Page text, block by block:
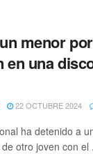
menor
en una
22 OCTUBRE 2024
ha detenido a
otro joven con el